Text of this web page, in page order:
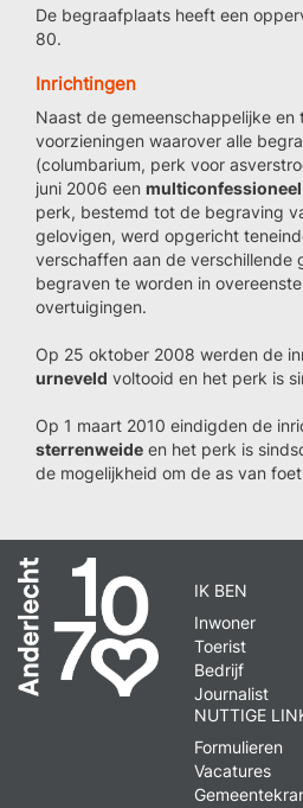
De begraafplaats heeft een
80.
Inrichtingen
Naast de gemeenschappelijke en
voorzieningen waarover alle
(columbarium, perk voor
juni 2006 een
perk, bestemd tot de begraving
gelovigen, werd opgericht
verschaffen aan de verschillende
begraven te worden in
overtuigingen.
Op 25 oktober 2008 werden de
urneveld voltooid en het perk is
Op 1 maart 2010 eindigden de
sterrenweide en het perk is
de mogelijkheid om de as van
IK BEN
Inwoner
Toerist
Bedrijf
Journalist
NUTTIGE
Formulieren
Vacatures